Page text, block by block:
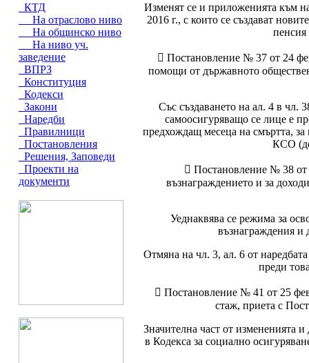
КТД
На отраслово ниво
На общинско ниво
На ниво уч.
заведение
ВПРЗ
Конституция
Кодекси
Закони
Наредби
Правилници
Постановления
Решения, Заповеди
Проекти на
документи
Изменят се и приложенията към
2016 г., с които се създават
пенсия
 Постановление № 37 от 24
помощи от държавното
Със създаването на ал. 4 в чл.
самоосигуряващо се лице е
предхождащ месеца на смъртта, за
КСО
 Постановление № 38 от
възнаграждението и за
Уеднаквява се режима за
възнаграждения и
Отмяна на чл. 3, ал. 6 от
преди
 Постановление № 41 от 25
стаж, приета с
Значителна част от измененията
в Кодекса за социално